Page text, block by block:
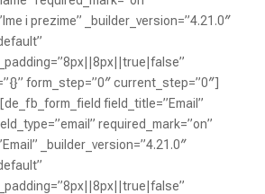
i prezime” _builder_version=”4.21.0″
form_step=”0″ current_step=”0″]
field_title=”Email”
required_mark=”on”
_builder_version=”4.21.0″